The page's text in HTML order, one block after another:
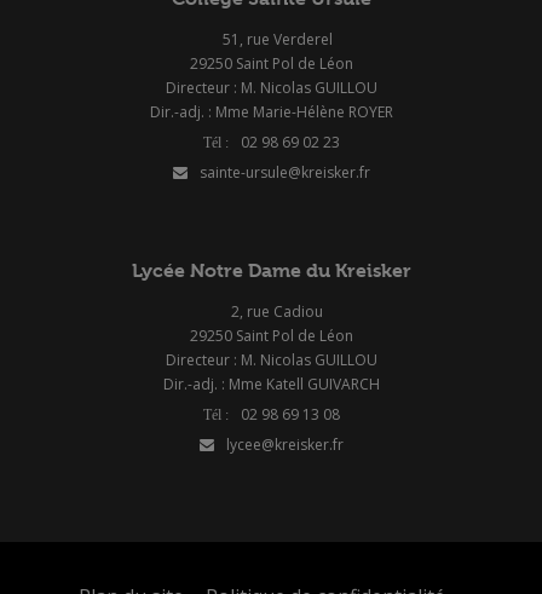
51, rue Verderel
29250 Saint Pol de Léon
Directeur : M. Nicolas GUILLOU
Dir.-adj. : Mme Marie-Hélène ROYER
02 98 69 02 23
sainte-ursule@kreisker.fr
Lycée Notre Dame du Kreisker
2, rue Cadiou
29250 Saint Pol de Léon
Directeur : M. Nicolas GUILLOU
Dir.-adj. : Mme Katell GUIVARCH
02 98 69 13 08
lycee@kreisker.fr